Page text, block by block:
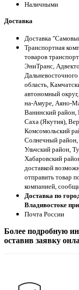
Наличными
Доставка
Доставка
Транспортная
товаров
ЭниТранс,
область,
автономный
на-Амуре, Аяно-
Ванинский район,
Саха (Якутия),
Комсомольский
Солнечный район,
Ульчский район,
Хабаровский
доставкой
отправить товар
компанией,
Доставка по
Владивостоке
Почта России
Более подробную
оставив заявку